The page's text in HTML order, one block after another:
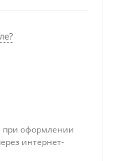
при оформлении
интернет-